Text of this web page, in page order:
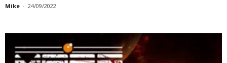
Mike - 24/09/2022